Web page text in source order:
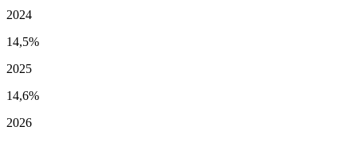
2024
14,5%
2025
14,6%
2026